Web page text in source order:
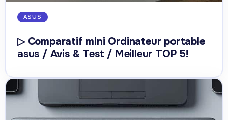
ASUS
▷ Comparatif mini Ordinateur portable
asus / Avis & Test / Meilleur TOP 5!